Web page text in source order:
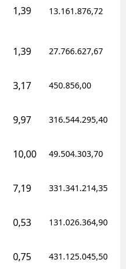
1,39 13.161.876,72
1,39 27.766.627,67
3,17 450.856,00
9,97 316.544.295,40
10,00 49.504.303,70
7,19 331.341.214,35
0,53 131.026.364,90
0,75 431.125.045,50